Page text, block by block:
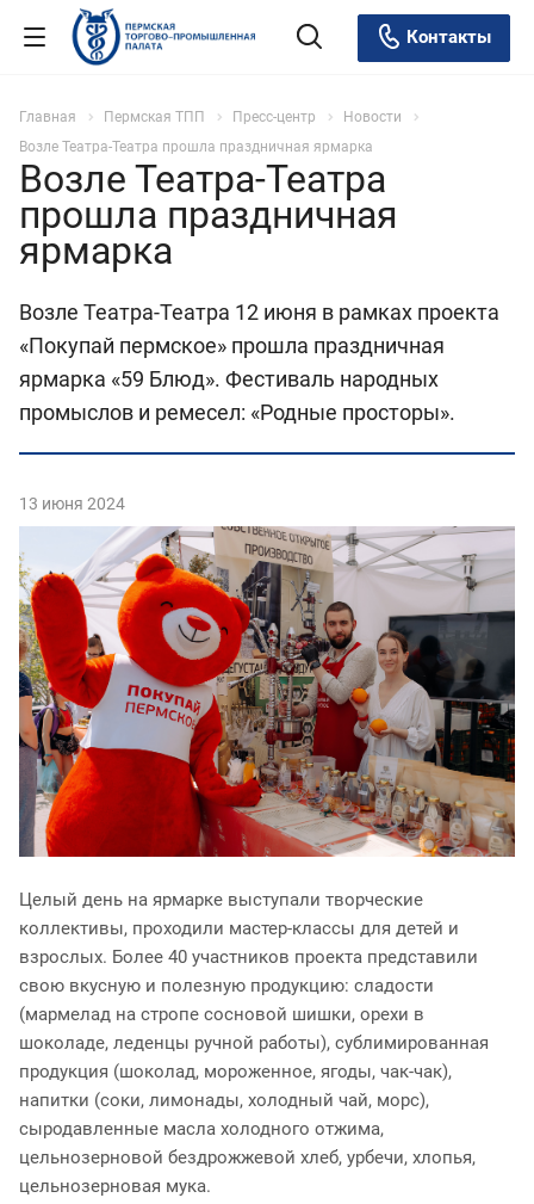
Контакты
Главная Пермская ТПП Пресс-центр
Новости
Возле Театра-Театра прошла праздничная ярмарка
Возле Театра-Театра
прошла праздничная
ярмарка
Возле Театра-Театра 12 июня в рамках проекта
«Покупай пермское» прошла праздничная
ярмарка «59 Блюд». Фестиваль народных
промыслов и ремесел: «Родные просторы».
13 июня 2024
Целый день на ярмарке выступали творческие
коллективы, проходили мастер-классы для детей и
взрослых. Более 40 участников проекта представили
свою вкусную и полезную продукцию: сладости
(мармелад на стропе сосновой шишки, орехи в
шоколаде, леденцы ручной работы), сублимированная
продукция (шоколад, мороженное, ягоды, чак-чак),
напитки (соки, лимонады, холодный чай, морс),
сыродавленные масла холодного отжима,
цельнозерновой бездрожжевой хлеб, урбечи, хлопья,
цельнозерновая мука.